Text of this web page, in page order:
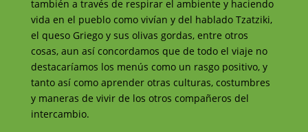
también a través de respirar el ambiente y haciendo
vida en el pueblo como vivían y del hablado Tzatziki,
el queso Griego y sus olivas gordas, entre otros
cosas, aun así concordamos que de todo el viaje no
destacaríamos los menús como un rasgo positivo, y
tanto así como aprender otras culturas, costumbres
y maneras de vivir de los otros compañeros del
intercambio.